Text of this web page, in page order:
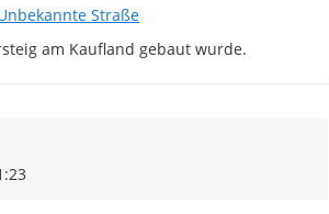
Straße
am Kaufland gebaut wurde.
Zur Äußerung